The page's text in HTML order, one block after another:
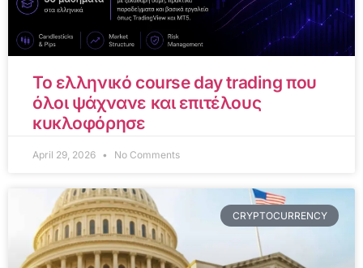
Το ελληνικό course day trading που
όλοι ψάχνανε και επιτέλους
κυκλοφόρησε
April 29, 2026 No Comments
CRYPTOCURRENCY